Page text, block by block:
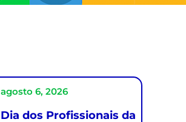
agosto 6, 2026
Dia dos Profissionais da